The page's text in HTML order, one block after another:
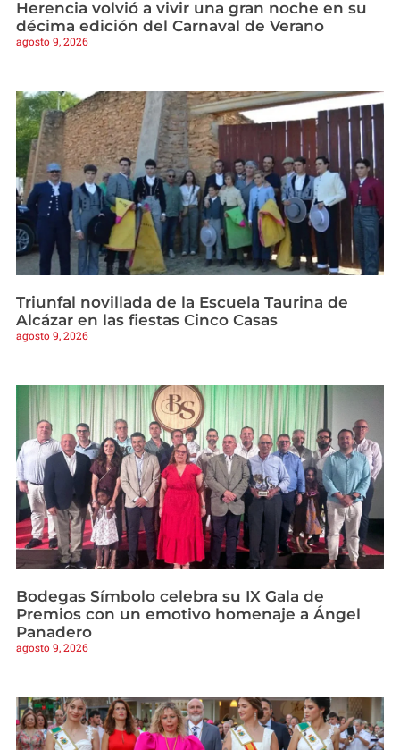
Herencia volvió a vivir una gran noche en su
décima edición del Carnaval de Verano
agosto 9, 2026
Triunfal novillada de la Escuela Taurina de
Alcázar en las fiestas Cinco Casas
agosto 9, 2026
Bodegas Símbolo celebra su IX Gala de
Premios con un emotivo homenaje a Ángel
Panadero
agosto 9, 2026